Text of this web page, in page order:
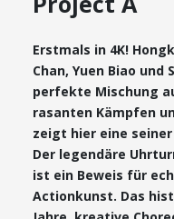
Erstmals in 4K!
Chan, Yuen Biao
perfekte Mischung
rasanten Kämpfen
zeigt hier eine
Der legendäre
ist ein Beweis für
Actionkunst. Das